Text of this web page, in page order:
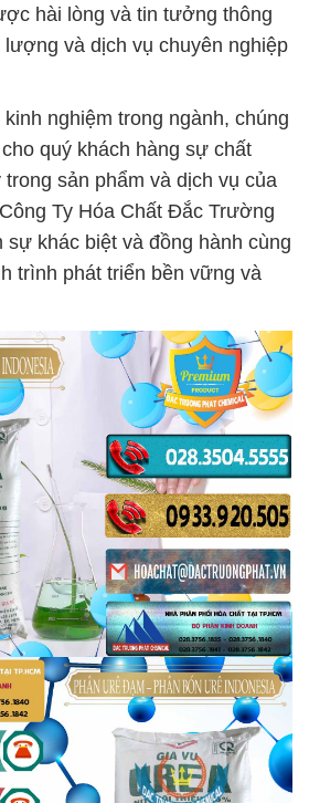
hài lòng và tin tưởng thông
và dịch vụ chuyên nghiệp
nghiệm trong ngành, chúng
quý khách hàng sự chất
sản phẩm và dịch vụ của
Ty Hóa Chất Đắc Trường
sự khác biệt và đồng hành cùng
trình phát triển bền vững và